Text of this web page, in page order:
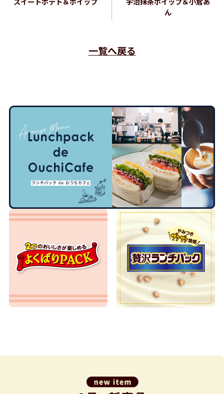
一覧へ戻る
ん